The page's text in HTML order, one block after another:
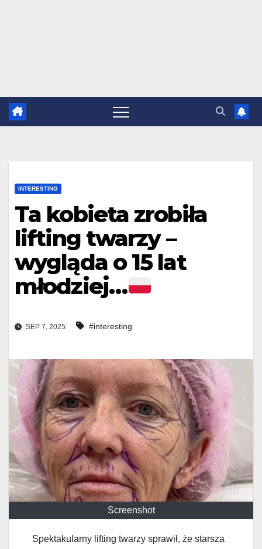
INTERESTING
Ta kobieta zrobiła
lifting twarzy –
wygląda o 15 lat
młodziej…
SEP 7, 2025 #interesting
Screenshot
Spektakularny lifting twarzy sprawił, że starsza